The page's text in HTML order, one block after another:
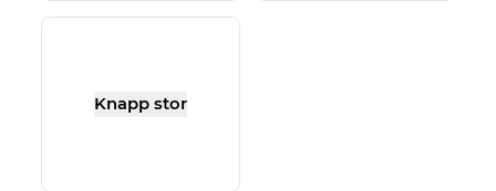
Knapp stor